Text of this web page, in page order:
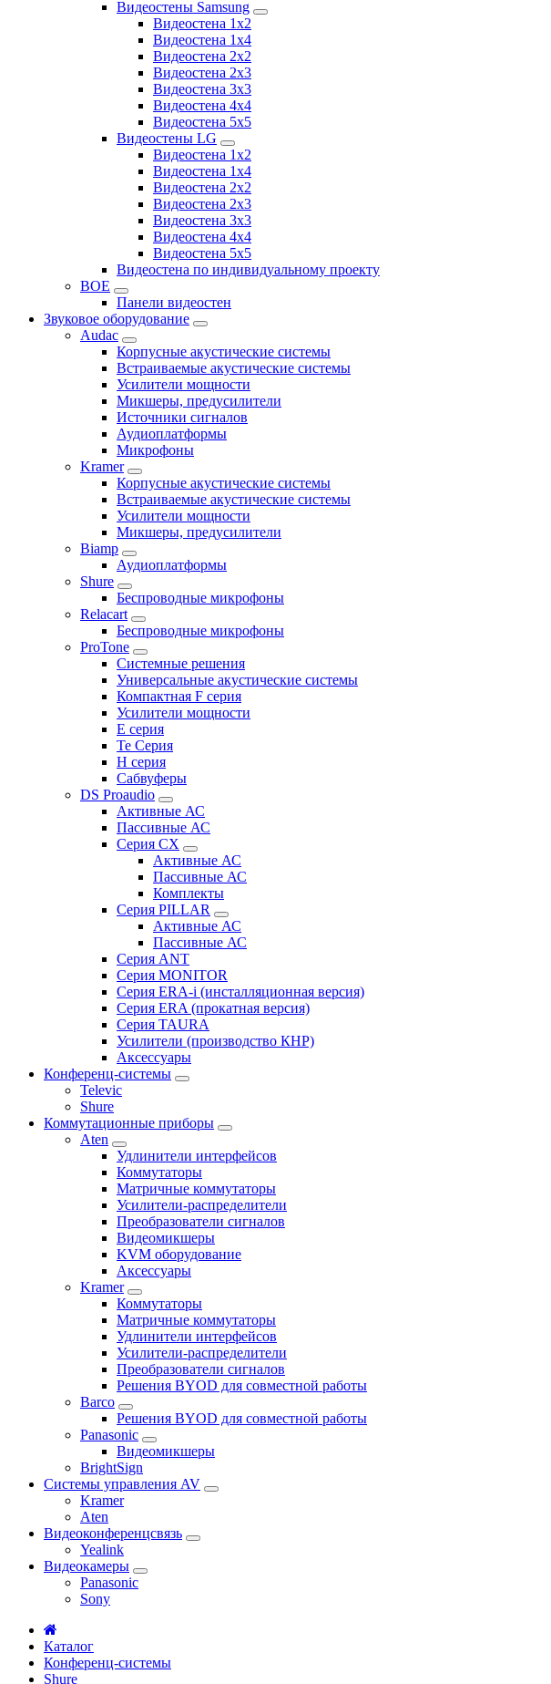
Видеостены Samsung
Видеостена 1x2
Видеостена 1x4
Видеостена 2x2
Видеостена 2х3
Видеостена 3x3
Видеостена 4x4
Видеостена 5x5
Видеостены LG
Видеостена 1x2
Видеостена 1x4
Видеостена 2x2
Видеостена 2x3
Видеостена 3x3
Видеостена 4x4
Видеостена 5x5
Видеостена по индивидуальному проекту
BOE
Панели видеостен
Звуковое оборудование
Audac
Корпусные акустические системы
Встраиваемые акустические системы
Усилители мощности
Микшеры, предусилители
Источники сигналов
Аудиоплатформы
Микрофоны
Kramer
Корпусные акустические системы
Встраиваемые акустические системы
Усилители мощности
Микшеры, предусилители
Biamp
Аудиоплатформы
Shure
Беспроводные микрофоны
Relacart
Беспроводные микрофоны
ProTone
Системные решения
Универсальные акустические системы
Компактная F серия
Усилители мощности
E серия
Te Серия
H серия
Сабвуферы
DS Proaudio
Активные АС
Пассивные АС
Серия CX
Активные АС
Пассивные АС
Комплекты
Серия PILLAR
Активные АС
Пассивные АС
Серия ANT
Серия MONITOR
Серия ERA-i (инсталляционная версия)
Серия ERA (прокатная версия)
Серия TAURA
Усилители (производство КНР)
Аксессуары
Конференц-системы
Televic
Shure
Коммутационные приборы
Aten
Удлинители интерфейсов
Коммутаторы
Матричные коммутаторы
Усилители-распределители
Преобразователи сигналов
Видеомикшеры
KVM оборудование
Аксессуары
Kramer
Коммутаторы
Матричные коммутаторы
Удлинители интерфейсов
Усилители-распределители
Преобразователи сигналов
Решения BYOD для совместной работы
Barco
Решения BYOD для совместной работы
Panasonic
Видеомикшеры
BrightSign
Системы управления AV
Kramer
Aten
Видеоконференцсвязь
Yealink
Видеокамеры
Panasonic
Sony
Каталог
Конференц-системы
Shure